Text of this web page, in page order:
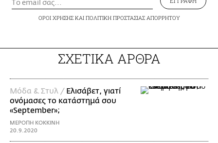
ΟΡΟΙ ΧΡΗΣΗΣΚΑΙ ΠΟΛΙΤΙΚΗ ΠΡΟΣΤΑΣΙΑΣ ΑΠΟΡΡΗΤΟΥ
ΣΧΕΤΙΚΑ ΑΡΘΡΑ
Μόδα & Στυλ / Ελισάβετ, γιατί
ονόμασες το κατάστημά σου
«September»;
ΜΕΡΟΠΗ ΚΟΚΚΙΝΗ
20.9.2020